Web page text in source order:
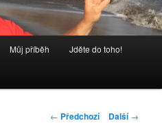
Můj příběh Jděte do toho!
Navigace
← Předchozí Další→